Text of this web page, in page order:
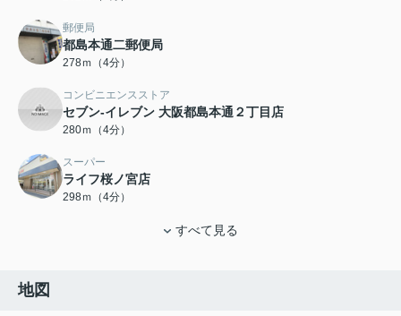
郵便局
都島本通二郵便局
278ｍ（4分）
コンビニエンスストア
セブン-イレブン 大阪都島本通２丁目店
280ｍ（4分）
スーパー
ライフ桜ノ宮店
298ｍ（4分）
すべて見る
地図